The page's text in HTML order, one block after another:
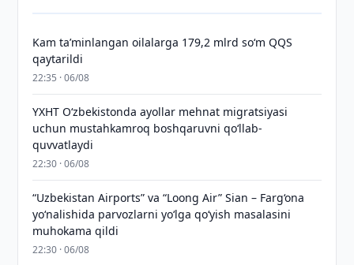
Kam taʼminlangan oilalarga 179,2 mlrd so‘m QQS
qaytarildi
22:35 · 06/08
YXHT O‘zbekistonda ayollar mehnat migratsiyasi
uchun mustahkamroq boshqaruvni qo‘llab-
quvvatlaydi
22:30 · 06/08
“Uzbekistan Airports” va “Loong Air” Sian – Farg‘ona
yo‘nalishida parvozlarni yo‘lga qo‘yish masalasini
muhokama qildi
22:30 · 06/08